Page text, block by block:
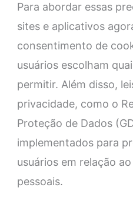
Para abordar essas
sites e aplicativos
consentimento de
usuários escolham
permitir. Além disso,
privacidade, como o
Proteção de Dados
implementados para
usuários em relação
pessoais.